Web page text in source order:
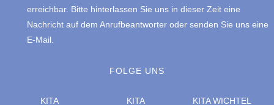
erreichbar. Bitte hinterlassen Sie uns in dieser Zeit eine
Nachricht auf dem Anrufbeantworter oder senden Sie uns eine
E-Mail.
FOLGE UNS
KITA KITA KITA WICHTEL